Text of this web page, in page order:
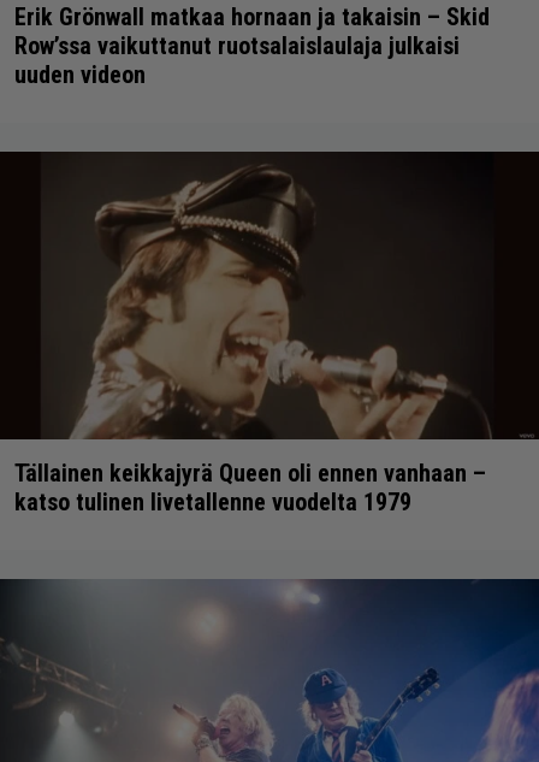
Erik Grönwall matkaa hornaan ja takaisin – Skid
Row’ssa vaikuttanut ruotsalaislaulaja julkaisi
uuden videon
Tällainen keikkajyrä Queen oli ennen vanhaan –
katso tulinen livetallenne vuodelta 1979